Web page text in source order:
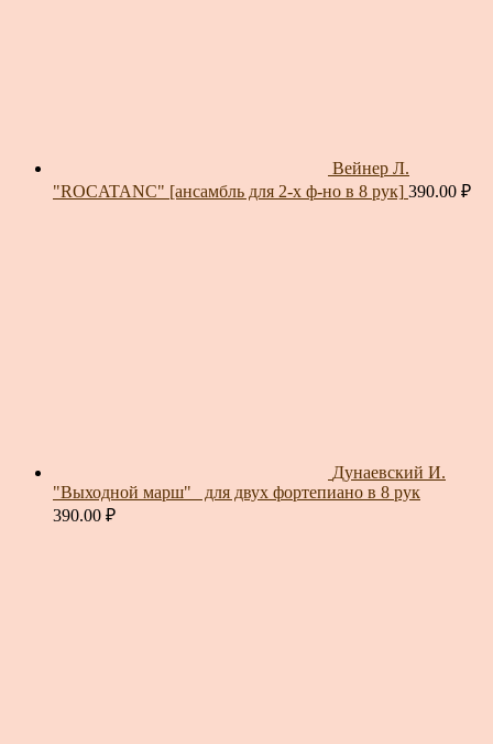
Вейнер Л.
"ROCATANC" [ансамбль для 2-х ф-но в 8 рук] 390.00 ₽
Дунаевский И.
"Выходной марш"_ для двух фортепиано в 8 рук
390.00 ₽